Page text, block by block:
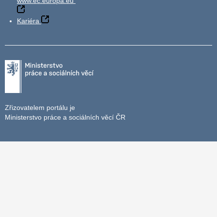
Kariéra
Zřizovatelem portálu je
Ministerstvo práce a sociálních věcí ČR